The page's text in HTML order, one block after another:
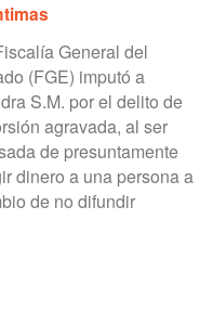
General del
(FGE) imputó a
S.M. por el delito de
agravada, al ser
de presuntamente
dinero a una persona a
de no difundir